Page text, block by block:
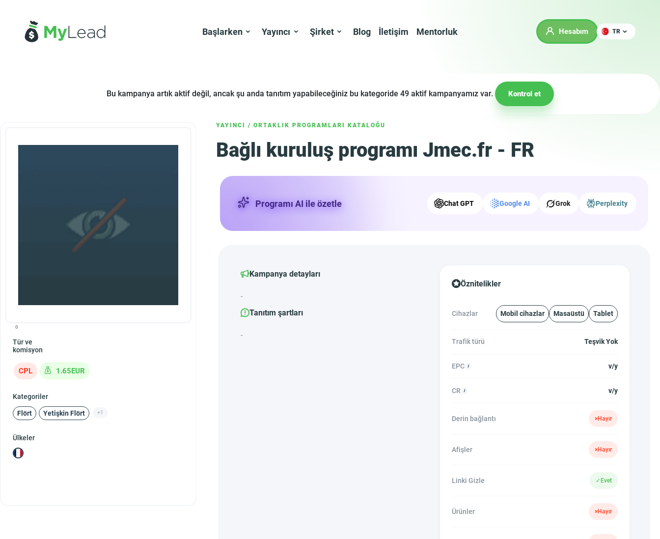
Başlarken Yayıncı Şirket Blog İletişim Mentorluk Hesabım TR
Bu kampanya artık aktif değil, ancak şu anda tanıtım yapabileceğiniz bu kategoride 49 aktif kampanyamız var. Kontrol et
YAYINCI / ORTAKLIK PROGRAMLARI KATALOĞU
Bağlı kuruluş programı Jmec.fr - FR
0
Tür ve
komisyon
CPL 1.65EUR
Kategoriler
Flört Yetişkin Flört +1
Ülkeler
Programı AI ile özetle Chat GPT Google AI Grok Perplexity
Kampanya detayları
-
Tanıtım şartları
-
Öznitelikler
Cihazlar Mobil cihazlar Masaüstü Tablet
Trafik türü Teşvik Yok
EPC v/y
CR v/y
Derin bağlantı ×Hayır
Afişler ×Hayır
Linki Gizle ✓ Evet
Ürünler ×Hayır